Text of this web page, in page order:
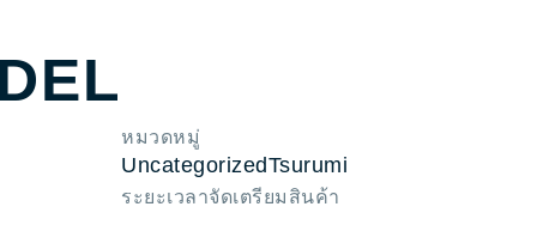
หมวดหมู่
UncategorizedTsurumi
ระยะเวลาจัดเตรียมสินค้า